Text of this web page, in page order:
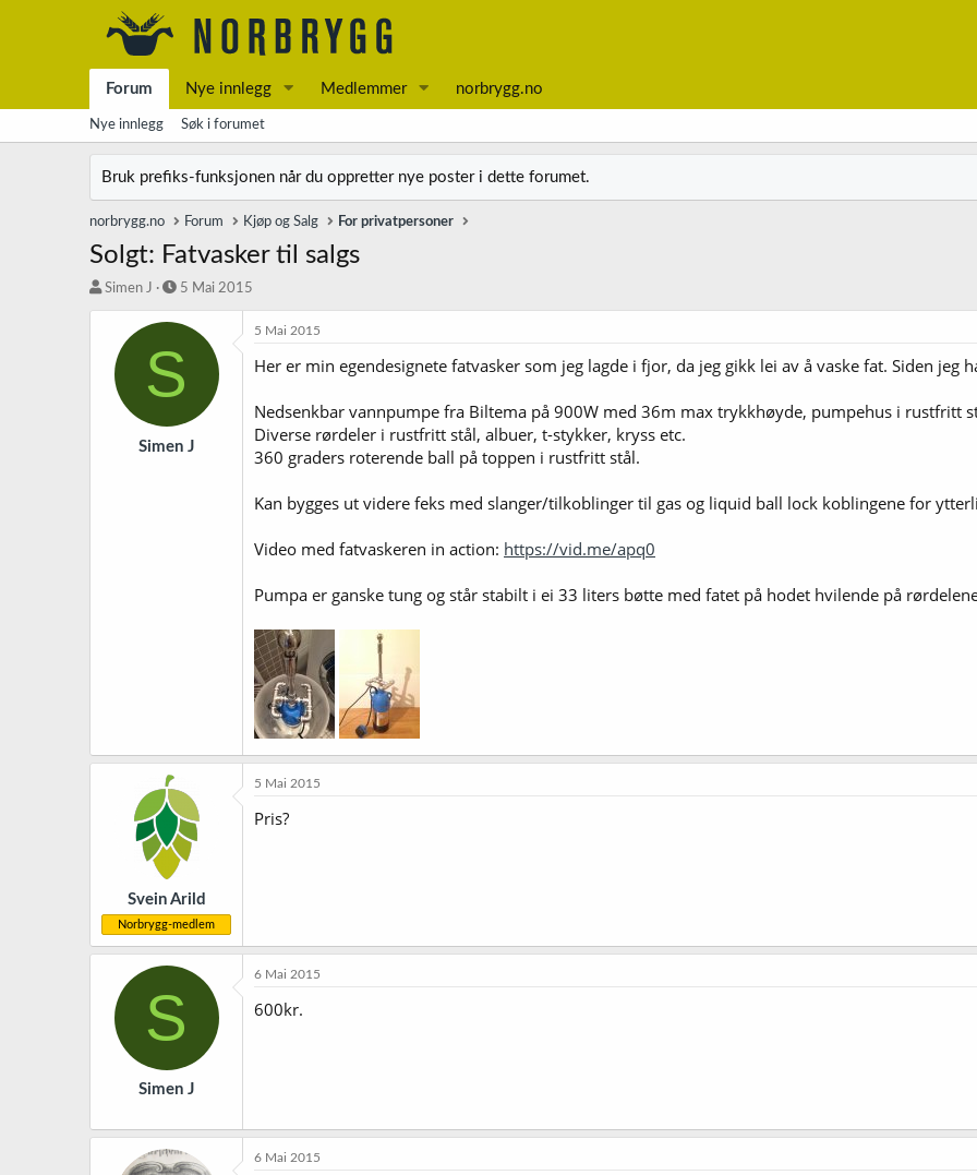
Forum Nye innlegg Medlemmer norbrygg.no
Nye innlegg Søk i forumet
Bruk prefiks-funksjonen når du oppretter nye poster i dette forumet.
norbrygg.no Forum Kjøp og Salg For privatpersoner
Solgt: Fatvasker til salgs
T
Simen J
S
a
t
d
t
o
5 Mai 2015
S
Simen J
5 Mai 2015
Her er min egendesignete fatvasker som jeg lagde i fjor, da jeg gikk lei av å vaske fat. Siden jeg
Nedsenkbar vannpumpe fra Biltema på 900W med 36m max trykkhøyde, pumpehus i rustfritt
Diverse rørdeler i rustfritt stål, albuer, t-stykker, kryss etc.
360 graders roterende ball på toppen i rustfritt stål.
Kan bygges ut videre feks med slanger/tilkoblinger til gas og liquid ball lock koblingene for
Video med fatvaskeren in action: https://vid.me/apq0
Pumpa er ganske tung og står stabilt i ei 33 liters bøtte med fatet på hodet hvilende på
Svein Arild
Norbrygg-medlem
5 Mai 2015
Pris?
S
Simen J
6 Mai 2015
600kr.
6 Mai 2015